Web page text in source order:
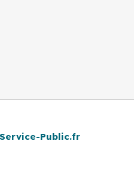
Public.fr